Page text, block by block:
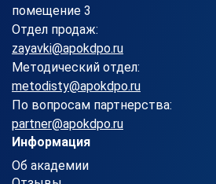
помещение 3
Отдел продаж:
zayavki@apokdpo.ru
Методический отдел:
metodisty@apokdpo.ru
По вопросам партнерства:
partner@apokdpo.ru
Информация
Об академии